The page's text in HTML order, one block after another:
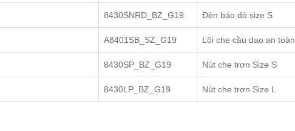
8430SNRD_BZ_G19 Đèn báo đỏ size S
A8401SB_SZ_G19 Lõi che cầu dao an toàn
8430SP_BZ_G19 Nút che trơn Size S
8430LP_BZ_G19 Nút che trơn Size L